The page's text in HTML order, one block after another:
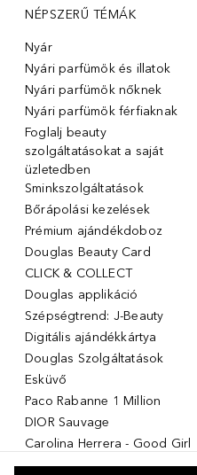
NÉPSZERŰ TÉMÁK
Nyár
Nyári parfümök és illatok
Nyári parfümök nőknek
Nyári parfümök férfiaknak
Foglalj beauty
szolgáltatásokat a saját
üzletedben
Sminkszolgáltatások
Bőrápolási kezelések
Prémium ajándékdoboz
Douglas Beauty Card
CLICK & COLLECT
Douglas applikáció
Szépségtrend: J-Beauty
Digitális ajándékkártya
Douglas Szolgáltatások
Esküvő
Paco Rabanne 1 Million
DIOR Sauvage
Carolina Herrera - Good Girl
Giorgio Armani Stronger with